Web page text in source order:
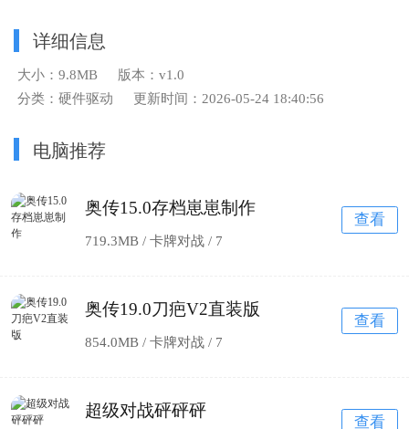
详细信息
大小：9.8MB
版本：v1.0
分类：硬件驱动
更新时间：2026-05-24 18:40:56
电脑推荐
奥传15.0存档崽崽制作
719.3MB / 卡牌对战 / 7
查看
奥传19.0刀疤V2直装版
854.0MB / 卡牌对战 / 7
查看
超级对战砰砰砰
查看